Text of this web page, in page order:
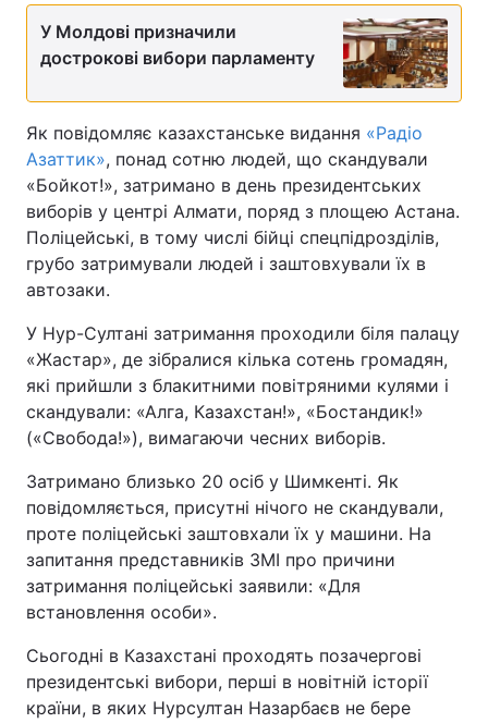
У Молдові призначили
дострокові вибори парламенту
Як повідомляє казахстанське видання «Радіо
Азаттик», понад сотню людей, що скандували
«Бойкот!», затримано в день президентських
виборів у центрі Алмати, поряд з площею Астана.
Поліцейські, в тому числі бійці спецпідрозділів,
грубо затримували людей і заштовхували їх в
автозаки.
У Нур-Султані затримання проходили біля палацу
«Жастар», де зібралися кілька сотень громадян,
які прийшли з блакитними повітряними кулями і
скандували: «Алга, Казахстан!», «Бостандик!»
(«Свобода!»), вимагаючи чесних виборів.
Затримано близько 20 осіб у Шимкенті. Як
повідомляється, присутні нічого не скандували,
проте поліцейські заштовхали їх у машини. На
запитання представників ЗМІ про причини
затримання поліцейські заявили: «Для
встановлення особи».
Сьогодні в Казахстані проходять позачергові
президентські вибори, перші в новітній історії
країни, в яких Нурсултан Назарбаєв не бере